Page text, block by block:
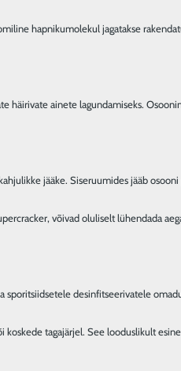
hapnikumolekul jagatakse
ainete lagundamiseks.
jääke. Siseruumides jääb
võivad oluliselt lühendada
desinfitseerivatele
tagajärjel. See looduslikult